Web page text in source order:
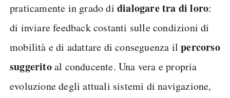
praticamente in grado di dialogare tra di loro:
di inviare feedback costanti sulle condizioni di
mobilità e di adattare di conseguenza ilpercorso
suggeritoal conducente. Una vera e propria
evoluzione degli attuali sistemi di navigazione,